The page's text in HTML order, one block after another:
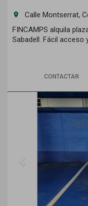
room
Calle Montserrat,
FINCAMPS alquila
Sabadell. Fácil acceso
CONTACTAR
Previous